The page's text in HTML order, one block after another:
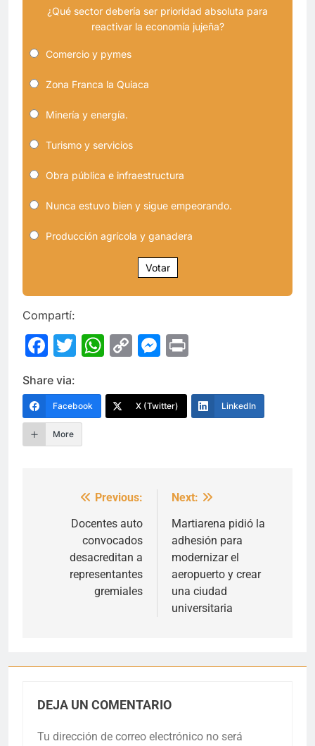
¿Qué sector debería ser prioridad absoluta para
reactivar la economía jujeña?
Comercio y pymes
Zona Franca la Quiaca
Minería y energía.
Turismo y servicios
Obra pública e infraestructura
Nunca estuvo bien y sigue empeorando.
Producción agrícola y ganadera
Votar
Compartí:
Facebook
Twitter
WhatsApp
CopyMessenger
Share via:
Facebook X (Twitter) LinkedIn
More
Navegación
entradas
Previous:
Docentes auto
convocados
desacreditan a
representantes
gremiales
Next:
Martiarena pidió la
adhesión para
modernizar el
aeropuerto y crear
una ciudad
universitaria
DEJA UN COMENTARIO
Tu dirección de correo electrónico no será